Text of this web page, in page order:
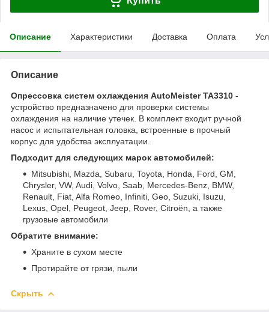
Описание Характеристики Доставка Оплата
Описание
Опрессовка систем охлаждения AutoMeister TA3310 -
устройство предназначено для проверки системы
охлаждения на наличие утечек. В комплект входит ручной
насос и испытательная головка, встроенные в прочный
корпус для удобства эксплуатации.
Подходит для следующих марок автомобилей:
Mitsubishi, Mazda, Subaru, Toyota, Honda, Ford, GM,
Chrysler, VW, Audi, Volvo, Saab, Mercedes-Benz, BMW,
Renault, Fiat, Alfa Romeo, Infiniti, Geo, Suzuki, Isuzu,
Lexus, Opel, Peugeot, Jeep, Rover, Citroën, а также
грузовые автомобили
Обратите внимание:
Храните в сухом месте
Протирайте от грязи, пыли
Скрыть